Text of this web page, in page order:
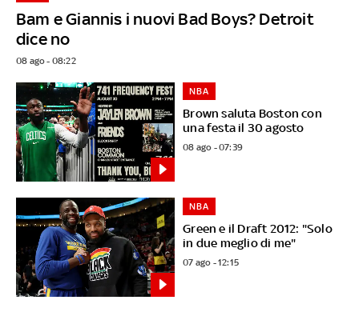
Bam e Giannis i nuovi Bad Boys? Detroit
dice no
08 ago - 08:22
Brown saluta Boston con
una festa il 30 agosto
NBA
08 ago - 07:39
Green e il Draft 2012: "Solo
in due meglio di me"
NBA
07 ago - 12:15